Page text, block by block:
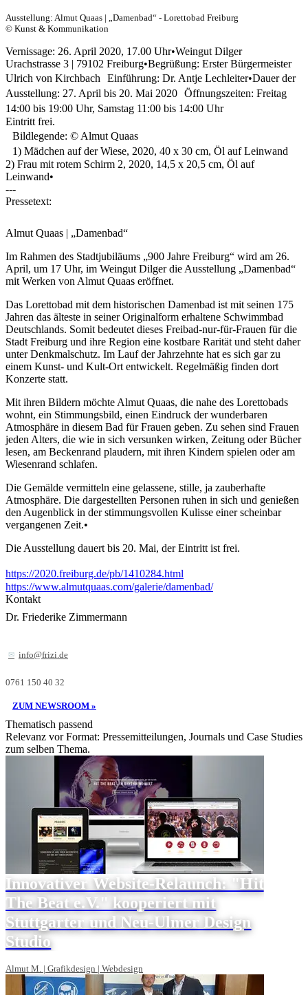
Ausstellung: Almut Quaas | „Damenbad“ - Lorettobad Freiburg
© Kunst & Kommunikation
Vernissage: 26. April 2020, 17.00 Uhr•Weingut Dilger
Urachstrasse 3 | 79102 Freiburg•Begrüßung: Erster Bürgermeister
Ulrich von Kirchbach Einführung: Dr. Antje Lechleiter•Dauer der
Ausstellung: 27. April bis 20. Mai 2020 Öffnungszeiten: Freitag
14:00 bis 19:00 Uhr, Samstag 11:00 bis 14:00 Uhr
Eintritt frei.
Bildlegende: © Almut Quaas
1) Mädchen auf der Wiese, 2020, 40 x 30 cm, Öl auf Leinwand
2) Frau mit rotem Schirm 2, 2020, 14,5 x 20,5 cm, Öl auf
Leinwand•
---
Pressetext:
Almut Quaas | „Damenbad“
Im Rahmen des Stadtjubiläums „900 Jahre Freiburg“ wird am 26.
April, um 17 Uhr, im Weingut Dilger die Ausstellung „Damenbad“
mit Werken von Almut Quaas eröffnet.
Das Lorettobad mit dem historischen Damenbad ist mit seinen 175
Jahren das älteste in seiner Originalform erhaltene Schwimmbad
Deutschlands. Somit bedeutet dieses Freibad-nur-für-Frauen für die
Stadt Freiburg und ihre Region eine kostbare Rarität und steht daher
unter Denkmalschutz. Im Lauf der Jahrzehnte hat es sich gar zu
einem Kunst- und Kult-Ort entwickelt. Regelmäßig finden dort
Konzerte statt.
Mit ihren Bildern möchte Almut Quaas, die nahe des Lorettobads
wohnt, ein Stimmungsbild, einen Eindruck der wunderbaren
Atmosphäre in diesem Bad für Frauen geben. Zu sehen sind Frauen
jeden Alters, die wie in sich versunken wirken, Zeitung oder Bücher
lesen, am Beckenrand plaudern, mit ihren Kindern spielen oder am
Wiesenrand schlafen.
Die Gemälde vermitteln eine gelassene, stille, ja zauberhafte
Atmosphäre. Die dargestellten Personen ruhen in sich und genießen
den Augenblick in der stimmungsvollen Kulisse einer scheinbar
vergangenen Zeit.•
Die Ausstellung dauert bis 20. Mai, der Eintritt ist frei.
https://2020.freiburg.de/pb/1410284.html
https://www.almutquaas.com/galerie/damenbad/
Kontakt
Dr. Friederike Zimmermann
info@frizi.de
0761 150 40 32
ZUM NEWSROOM »
Thematisch passend
Relevanz vor Format: Pressemitteilungen, Journals und Case Studies
zum selben Thema.
Innovativer Website-Relaunch: "Hit
The Beat e.V." kooperiert mit
Stuttgarter und Neu-Ulmer Design
Studio
Almut M. | Grafikdesign | Webdesign